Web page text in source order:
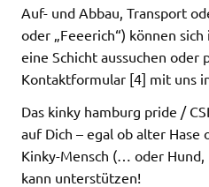
Auf- und Abbau, Transport
oder „Feeerich“) können
eine Schicht aussuchen oder
Kontaktformular [4] mit uns
Das kinky hamburg pride /
auf Dich – egal ob alter Hase
Kinky-Mensch (… oder
kann unterstützen!